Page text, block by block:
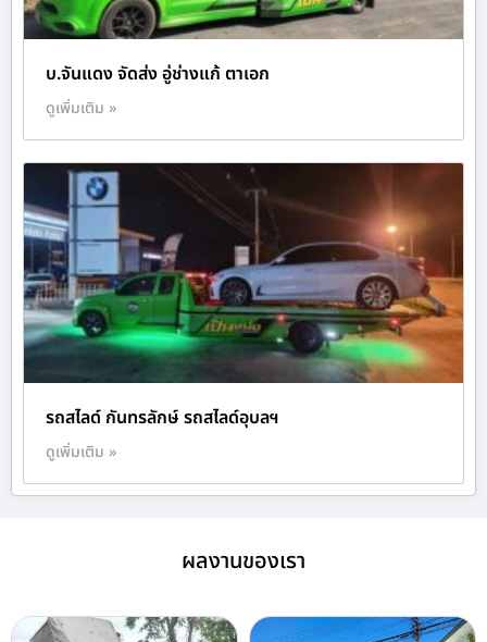
บ.จันแดง จัดส่ง อู่ช่างแก้ ตาเอก
ดูเพิ่มเติม »
รถสไลด์ กันทรลักษ์ รถสไลด์อุบลฯ
ดูเพิ่มเติม »
ผลงานของเรา